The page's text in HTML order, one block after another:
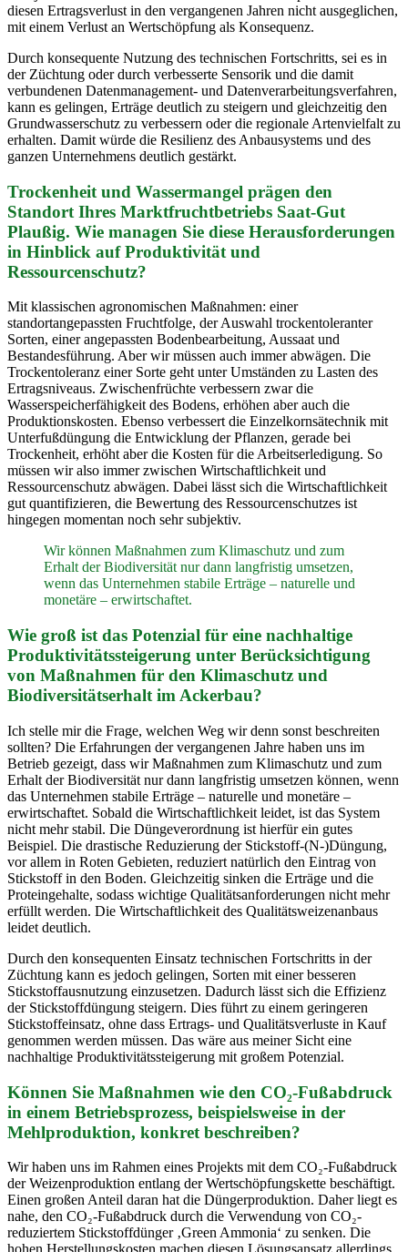
diesen Ertragsverlust in den vergangenen Jahren nicht ausgeglichen,
mit einem Verlust an Wertschöpfung als Konsequenz.
Durch konsequente Nutzung des technischen Fortschritts, sei es in
der Züchtung oder durch verbesserte Sensorik und die damit
verbundenen Datenmanagement- und Datenverarbeitungsverfahren,
kann es gelingen, Erträge deutlich zu steigern und gleichzeitig den
Grundwasserschutz zu verbessern oder die regionale Artenvielfalt zu
erhalten. Damit würde die Resilienz des Anbausystems und des
ganzen Unternehmens deutlich gestärkt.
Trockenheit und Wassermangel prägen den
Standort Ihres Marktfruchtbetriebs Saat-Gut
Plaußig. Wie managen Sie diese Herausforderungen
in Hinblick auf Produktivität und
Ressourcenschutz?
Mit klassischen agronomischen Maßnahmen: einer
standortangepassten Fruchtfolge, der Auswahl trockentoleranter
Sorten, einer angepassten Bodenbearbeitung, Aussaat und
Bestandesführung. Aber wir müssen auch immer abwägen. Die
Trockentoleranz einer Sorte geht unter Umständen zu Lasten des
Ertragsniveaus. Zwischenfrüchte verbessern zwar die
Wasserspeicherfähigkeit des Bodens, erhöhen aber auch die
Produktionskosten. Ebenso verbessert die Einzelkornsätechnik mit
Unterfußdüngung die Entwicklung der Pflanzen, gerade bei
Trockenheit, erhöht aber die Kosten für die Arbeitserledigung. So
müssen wir also immer zwischen Wirtschaftlichkeit und
Ressourcenschutz abwägen. Dabei lässt sich die Wirtschaftlichkeit
gut quantifizieren, die Bewertung des Ressourcenschutzes ist
hingegen momentan noch sehr subjektiv.
Wir können Maßnahmen zum Klimaschutz und zum
Erhalt der Biodiversität nur dann langfristig umsetzen,
wenn das Unternehmen stabile Erträge – naturelle und
monetäre – erwirtschaftet.
Wie groß ist das Potenzial für eine nachhaltige
Produktivitätssteigerung unter Berücksichtigung
von Maßnahmen für den Klimaschutz und
Biodiversitätserhalt im Ackerbau?
Ich stelle mir die Frage, welchen Weg wir denn sonst beschreiten
sollten? Die Erfahrungen der vergangenen Jahre haben uns im
Betrieb gezeigt, dass wir Maßnahmen zum Klimaschutz und zum
Erhalt der Biodiversität nur dann langfristig umsetzen können, wenn
das Unternehmen stabile Erträge – naturelle und monetäre –
erwirtschaftet. Sobald die Wirtschaftlichkeit leidet, ist das System
nicht mehr stabil. Die Düngeverordnung ist hierfür ein gutes
Beispiel. Die drastische Reduzierung der Stickstoff-(N-)Düngung,
vor allem in Roten Gebieten, reduziert natürlich den Eintrag von
Stickstoff in den Boden. Gleichzeitig sinken die Erträge und die
Proteingehalte, sodass wichtige Qualitätsanforderungen nicht mehr
erfüllt werden. Die Wirtschaftlichkeit des Qualitätsweizenanbaus
leidet deutlich.
Durch den konsequenten Einsatz technischen Fortschritts in der
Züchtung kann es jedoch gelingen, Sorten mit einer besseren
Stickstoffausnutzung einzusetzen. Dadurch lässt sich die Effizienz
der Stickstoffdüngung steigern. Dies führt zu einem geringeren
Stickstoffeinsatz, ohne dass Ertrags- und Qualitätsverluste in Kauf
genommen werden müssen. Das wäre aus meiner Sicht eine
nachhaltige Produktivitätssteigerung mit großem Potenzial.
Können Sie Maßnahmen wie den CO₂-Fußabdruck
in einem Betriebsprozess, beispielsweise in der
Mehlproduktion, konkret beschreiben?
Wir haben uns im Rahmen eines Projekts mit dem CO₂-Fußabdruck
der Weizenproduktion entlang der Wertschöpfungskette beschäftigt.
Einen großen Anteil daran hat die Düngerproduktion. Daher liegt es
nahe, den CO₂-Fußabdruck durch die Verwendung von CO₂-
reduziertem Stickstoffdünger ‚Green Ammonia‘ zu senken. Die